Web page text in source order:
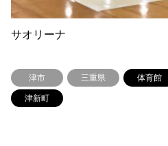
サオリーナ
津市 三重県
体育館
津新町